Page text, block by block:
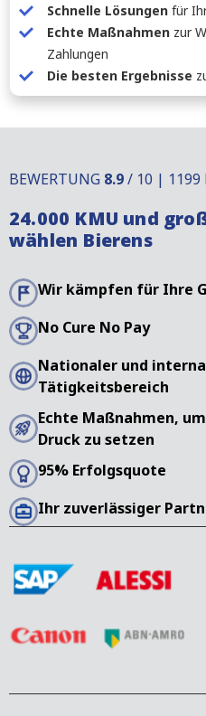
Schnelle Lösungen für
Echte Maßnahmen zur
Zahlungen
Die besten Ergebnisse
BEWERTUNG 8.9/ 10 | 1199
24.000 KMU und
wählen Bierens
Wir kämpfen für Ihre
No Cure No Pay
Nationaler und
Tätigkeitsbereich
Echte Maßnahmen,
Druck zu setzen
95% Erfolgsquote
Ihr zuverlässiger